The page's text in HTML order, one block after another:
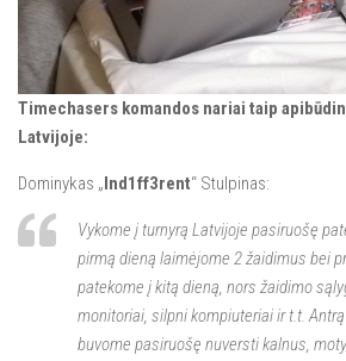
Timechasers komandos nariai taip
Latvijoje:
Dominykas „ Ind1ff3rent“ Stulpinas:
Vykome į turnyrą Latvijoje pasiruošę
pirmą dieną laimėjome 2 žaidimus bei
patekome į kitą dieną, nors žaidimo
monitoriai, silpni kompiuteriai ir t.t.
buvome pasiruošę nuversti kalnus,